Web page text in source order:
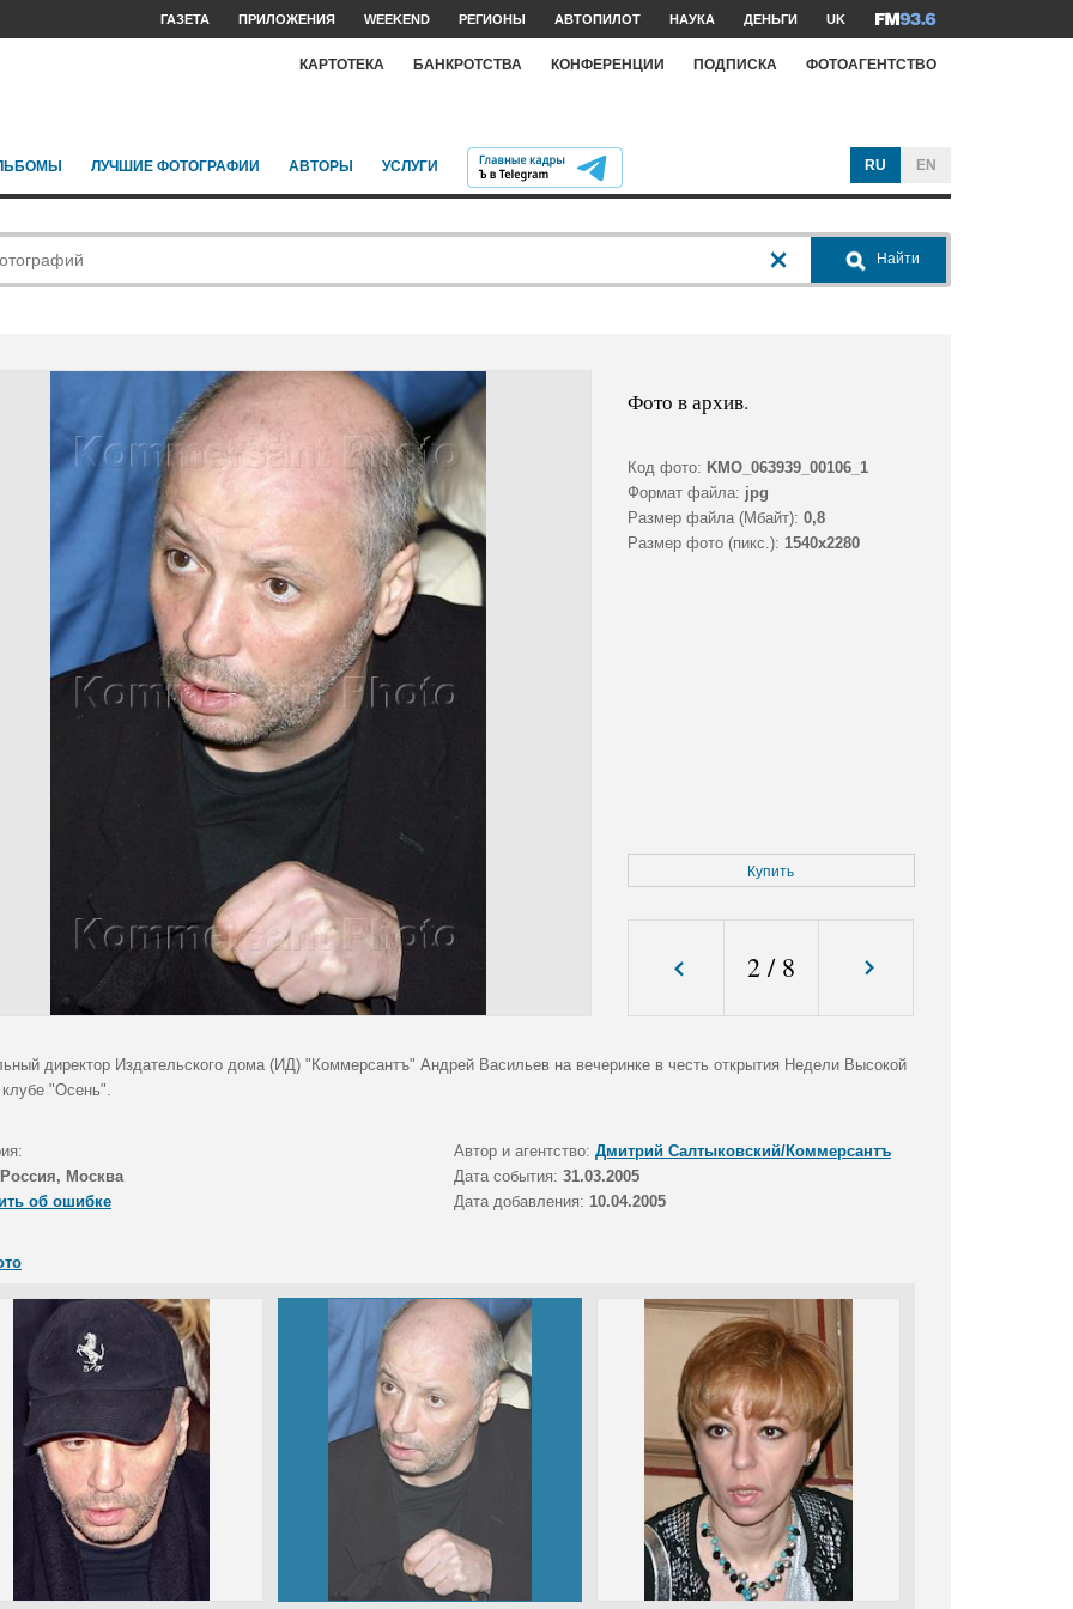
ГАЗЕТА ПРИЛОЖЕНИЯ WEEKEND РЕГИОНЫ АВТОПИЛОТ НАУКА ДЕНЬГИ UK
КАРТОТЕКА БАНКРОТСТВА КОНФЕРЕНЦИИ ПОДПИСКА ФОТОАГЕНТСТВО
ЛУЧШИЕ ФОТОГРАФИИ АВТОРЫ УСЛУГИ RU EN
Найти
Фото в архив.
Код фото: KMO_063939_00106_1
Формат файла: jpg
Размер файла (Мбайт): 0,8
Размер фото (пикс.): 1540x2280
Купить
2/ 8
директор Издательского дома (ИД) "Коммерсантъ" Андрей Васильев на вечеринке в честь открытия Недели Высокой
"Осень".
Автор и агентство: Дмитрий Салтыковский/Коммерсантъ
Россия, Москва Дата события: 31.03.2005
об ошибке
Дата добавления: 10.04.2005